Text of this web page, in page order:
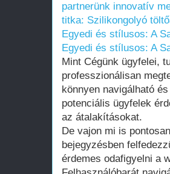
partnerünk innovatív
titka: Szilikongolyó
Egyedi és stílusos: A
Egyedi és stílusos: A
Mint Cégünk ügyfelei,
professzionálisan
könnyen navigálható
potenciális ügyfelek
az átalakításokat.
De vajon mi is
bejegyzésben
érdemes odafigyelni a